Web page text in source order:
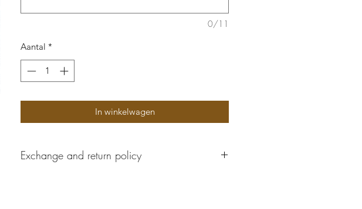
0/11
Aantal *
In winkelwagen
Exchange and return policy